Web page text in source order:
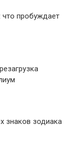
что пробуждает
знаков зодиака